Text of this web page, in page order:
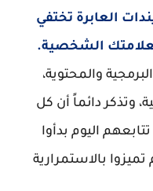
العابرة تختفي
الشخصية.
والمحتوية،
وتذكر دائماً أن كل
اليوم بدأوا
بالاستمرارية